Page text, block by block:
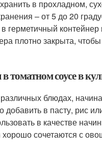
в прохладном,
– от 5 до 20
плотно закрыта,
томатном соусе в
блюдах,
в пасту, рис
в качестве
сочетаются с